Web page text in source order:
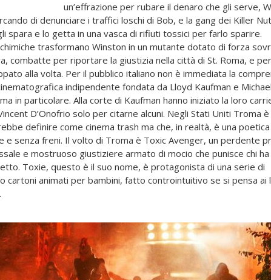
un’effrazione per rubare il denaro che gli serve,
di denunciare i traffici loschi di Bob, e la gang dei Killer
spara e lo getta in una vasca di rifiuti tossici per farlo sparire.
trasformano Winston in un mutante dotato di forza
combatte per riportare la giustizia nella città di St. Roma, e per
alla volta. Per il pubblico italiano non è immediata la
indipendente fondata da Lloyd Kaufman e
in particolare. Alla corte di Kaufman hanno iniziato la loro
D’Onofrio solo per citarne alcuni. Negli Stati Uniti Troma
definire come cinema trash ma che, in realtà, è una
senza freni. Il volto di Troma è Toxic Avenger, un perdente
e mostruoso giustiziere armato di mocio che punisce chi ha
Toxie, questo è il suo nome, è protagonista di una serie di
cartoni animati per bambini, fatto controintuitivo se si pensa ai